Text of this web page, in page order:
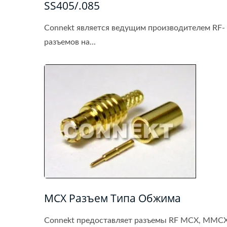
SS405/.085
Connekt является ведущим производителем RF-
разъемов на...
MCX Разъем Типа Обжима
Connekt предоставляет разъемы RF MCX,